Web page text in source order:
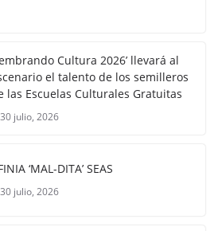
Cultura 2026’ llevará al
el talento de los semilleros
las Escuelas Culturales Gratuitas
30 julio, 2026
‘MAL-DITA’ SEAS
30 julio, 2026